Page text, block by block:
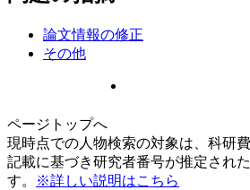
論文情報の修正
その他
ページトップへ
現時点での人物検索の対象は、科研費
記載に基づき研究者番号が推定され
す。
※詳しい説明はこちら